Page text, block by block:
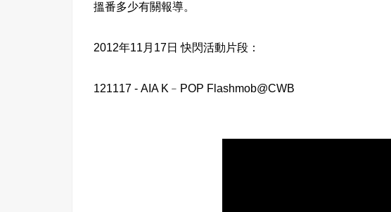
搵番多少有關報導。
2012年11月17日 快閃活動片段：
121117 - AIA K﹣POP Flashmob@CWB